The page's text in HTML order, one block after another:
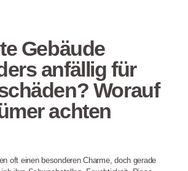
Gebäude
anfällig für
Worauf
achten
oft einen besonderen Charme, doch gerade